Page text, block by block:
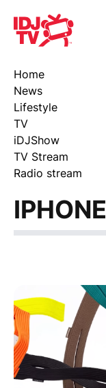
IDJ TV
Home
News
Lifestyle
TV
iDJShow
TV Stream
Radio stream
IPHONE